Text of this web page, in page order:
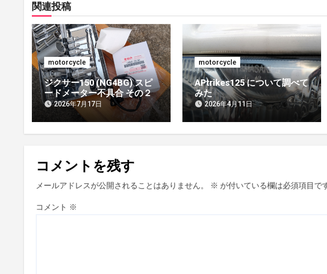
ゲ
ー
シ
ョ
ン
関連投稿
motorcycle
ジクサー150 (NG4BG) スピ
ードメーター不具合 その２
2026年7月17日
motorcycle
APtrikes125 について調べて
みた
2026年4月11日
コメントを残す
メールアドレスが公開されることはありません。 ※ が付いている欄は必須項目で
コメント ※